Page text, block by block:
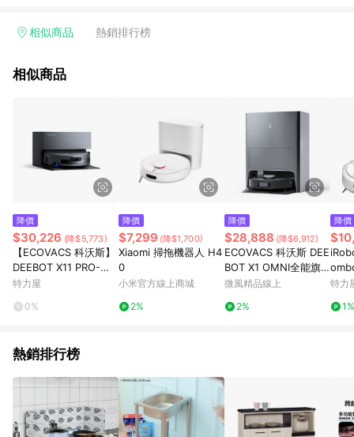
交易後，想下第二張訂單，請重新從LINE購物連結至蝦皮商店進
Android手機、汽機車、一歲以下嬰兒配方奶粉、醫療器材：回饋
CHENYU辰昱立體醫療口罩、HAOFA立體口罩、BenQ 明基 健
康生活不予回饋。 6. 蝦皮商城之訂單適用於部分點數紅包，規範
請依該紅包頁說明為主。 7. 點數回饋將依照蝦皮提供扣除折價
券、運費與蝦幣後之最終金額進行計算。 8. 同一商品品項(即便
不同尺寸規格)，皆會計入同一筆返點上限進行計算 9. 用戶需於
同一瀏覽器進行交易（若自動跳轉 APP，請在 APP交易）。 10.
知。 11. 若使用折價券折抵，可能會有攤提折抵導致訂單金額些微
落差 12. 蝦皮會將LINE的導購跳轉紀錄與蝦皮的會員ID進行綁
定，若後續七天內未透過其他媒體來源導入蝦皮官網，則七天內
於該蝦皮帳號下訂的首筆訂單會被蝦皮認列為該LINE用戶導購跳
轉時所成立之訂單。 13. 若同一用戶使用一個以上蝦皮帳號透過
LINE購物進行導購，將可能導致無法收到導購通知，亦可能無法
易，或經由蝦皮系統判斷點擊路徑不符合回饋資格或規則者。 15.
若有贈點爭議，請務必於訂單日期+60天以內進行洽詢確認；超
過60天(含)以上進行申訴，恕無法贈點回饋。需檢附蝦皮訂單完
成、LINE購物訂單記錄，如於LINE購物訂單紀錄已呈現：「非本
次前往蝦皮商店之品項，不符合回饋資格」，則不受理此案件。
[注意事項] 1.如導購途中用戶由網頁版(電腦版/手機版網頁)切換
相似商品 熱銷排行榜
相似商品
降價
$30,226 (降$5,773)
【ECOVACS 科沃斯】
DEEBOT X11 PRO-上
下水款-無限續航滾筒
特力屋
0%
降價
$7,299 (降$1,700)
Xiaomi 掃拖機器人 H4
0
小米官方線上商城
2%
降價
$28,888 (降$6,912)
ECOVACS 科沃斯 DEE
BOT X1 OMNI全能旗
艦掃拖機器人
微風精品線上
2%
降價
器人
特力
1%
熱銷排行榜